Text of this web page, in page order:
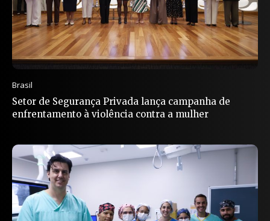
Brasil
Setor de Segurança Privada lança campanha de
enfrentamento à violência contra a mulher